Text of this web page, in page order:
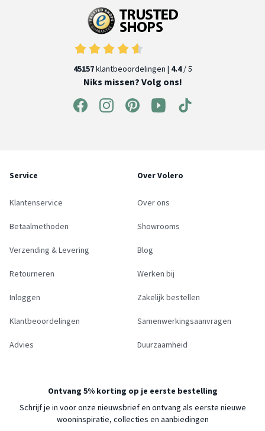
45157klantbeoordelingen | 4.4/ 5
Niks missen? Volg ons!
Service
Klantenservice
Betaalmethoden
Verzending & Levering
Retourneren
Inloggen
Klantbeoordelingen
Advies
Over Volero
Over ons
Showrooms
Blog
Werken bij
Zakelijk bestellen
Samenwerkingsaanvragen
Duurzaamheid
Ontvang 5% korting op je eerste bestelling
Schrijf je in voor onze nieuwsbrief en ontvang als eerste nieuwe
wooninspiratie, collecties en aanbiedingen